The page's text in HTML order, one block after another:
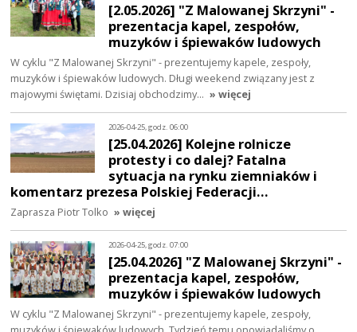
[2.05.2026] "Z Malowanej Skrzyni" -
prezentacja kapel, zespołów,
muzyków i śpiewaków ludowych
W cyklu "Z Malowanej Skrzyni" - prezentujemy kapele, zespoły,
muzyków i śpiewaków ludowych. Długi weekend związany jest z
majowymi świętami. Dzisiaj obchodzimy… » więcej
2026-04-25, godz. 06:00
[25.04.2026] Kolejne rolnicze
protesty i co dalej? Fatalna
sytuacja na rynku ziemniaków i
komentarz prezesa Polskiej Federacji…
Zaprasza Piotr Tolko » więcej
2026-04-25, godz. 07:00
[25.04.2026] "Z Malowanej Skrzyni" -
prezentacja kapel, zespołów,
muzyków i śpiewaków ludowych
W cyklu "Z Malowanej Skrzyni" - prezentujemy kapele, zespoły,